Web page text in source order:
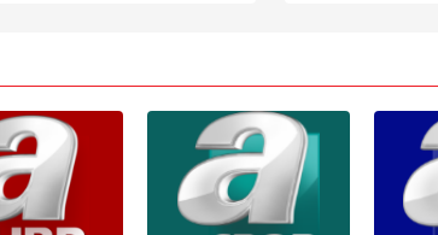
Kanunu uyarınca hazırlanmış Aydınlatma